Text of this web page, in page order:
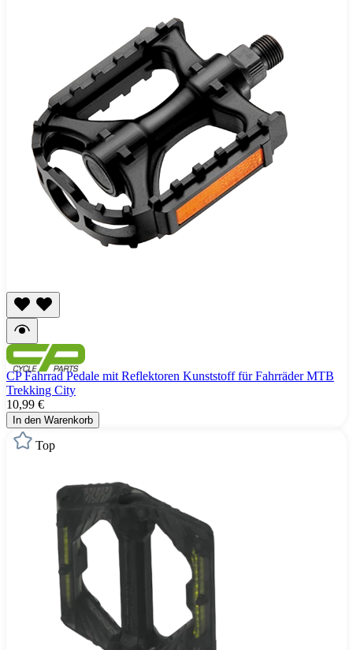
CP Fahrrad Pedale mit Reflektoren Kunststoff für Fahrräder MTB
Trekking City
10,99 €
In den Warenkorb
Top